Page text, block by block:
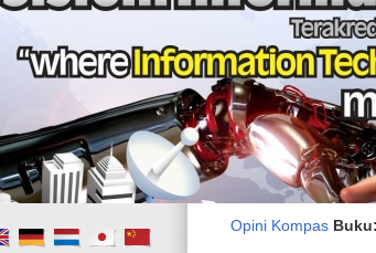
Opini Kompas Buku: